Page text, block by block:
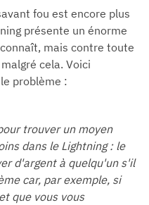
fou est encore plus
présente un énorme
mais contre toute
cela. Voici
problème :
trouver un moyen
dans le Lightning : le
d'argent à quelqu'un s'il
car, par exemple, si
que vous vous